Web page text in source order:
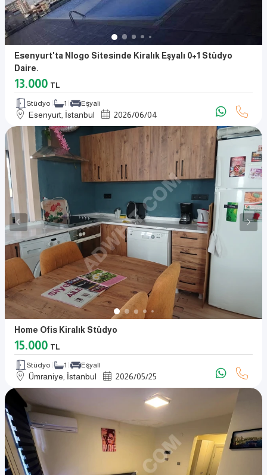
Esenyurt'ta Nlogo Sitesinde Kiralık Eşyalı 0+1 Stüdyo
Daire.
13.000 TL
Stüdyo 1 Eşyalı
Esenyurt, İstanbul 2026/06/04
Home Ofis Kiralık Stüdyo
15.000 TL
Stüdyo 1 Eşyalı
Ümraniye, İstanbul 2026/05/25